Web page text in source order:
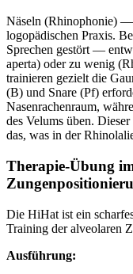
Näseln (Rhinophonie)
logopädischen Praxis.
Sprechen gestört —
aperta) oder zu wenig
trainieren gezielt die
(B) und Snare (Pf)
Nasenrachenraum,
des Velums üben.
das, was in der
Therapie-Übung
Die HiHat ist ein
Training der alveolaren
Ausführung: